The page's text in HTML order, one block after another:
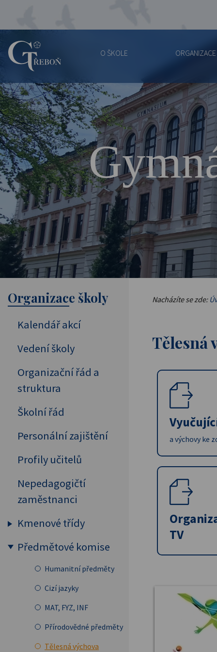
Gymnázium
Třeboň
O ŠKOLE
Nacházíte se zde:
Tělesná
a výchovy ke
TV
Organizace školy
Kalendář akcí
Vedení školy
Organizační řád a
struktura
Školní řád
Personální zajištění
Profily učitelů
Nepedagogičtí
zaměstnanci
Kmenové třídy
Prima
Sekunda
Tercie
Kvarta
Kvinta
Sexta
Předmětové komise
Humanitní předměty
Cizí jazyky
MAT, FYZ, INF
Přírodovědné předměty
Tělesná výchova